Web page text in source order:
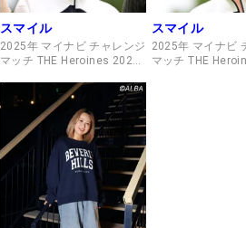
スマイル
2025年 マイナビ チャレンジ
マッチ THE Heroines 2025
スマイル
2025年 マイナビ
マッチ THE